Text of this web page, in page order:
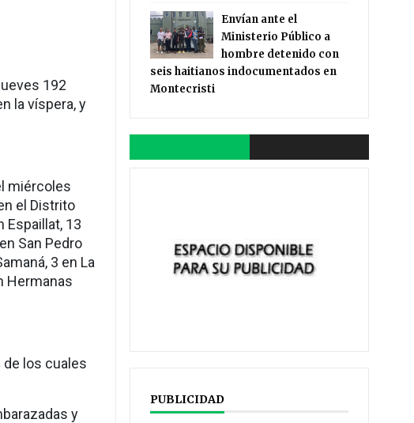
192
la víspera, y
miércoles
el Distrito
Espaillat, 13
San Pedro
3 en La
Hermanas
de los cuales
y
Envían ante el
Ministerio Público a
hombre detenido con
seis haitianos indocumentados en
Montecristi
PUBLICIDAD